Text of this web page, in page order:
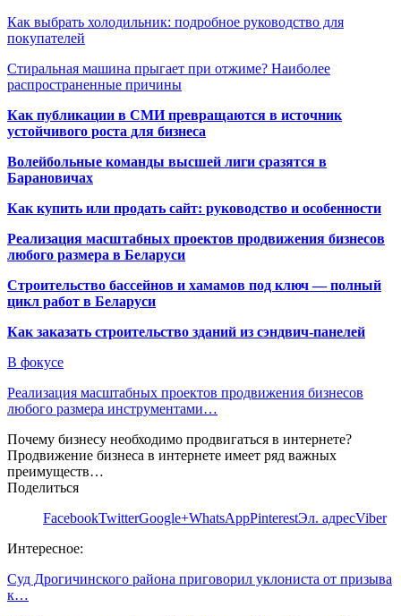
Как выбрать холодильник: подробное руководство для
покупателей
Стиральная машина прыгает при отжиме? Наиболее
распространенные причины
Как публикации в СМИ превращаются в источник
устойчивого роста для бизнеса
Волейбольные команды высшей лиги сразятся в
Барановичах
Как купить или продать сайт: руководство и особенности
Реализация масштабных проектов продвижения бизнесов
любого размера в Беларуси
Строительство бассейнов и хамамов под ключ — полный
цикл работ в Беларуси
Как заказать строительство зданий из сэндвич-панелей
В фокусе
Реализация масштабных проектов продвижения бизнесов
любого размера инструментами…
Почему бизнесу необходимо продвигаться в интернете?
Продвижение бизнеса в интернете имеет ряд важных
преимуществ…
Поделиться
FacebookTwitterGoogle+WhatsAppPinterestЭл. адресViber
Интересное:
Суд Дрогичинского района приговорил уклониста от призыва
к…